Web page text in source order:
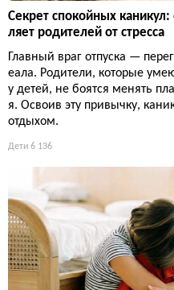
Секрет спокойных
ляет родителей от стресса
Главный враг отпуска —
еала. Родители, которые
у детей, не боятся менять
я. Освоив эту привычку,
отдыхом.
Дети 6 136